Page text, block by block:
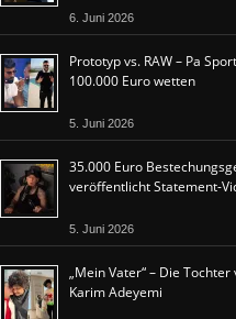
6. Juni 2026
Prototyp vs. RAW – Pa
100.000 Euro wetten
5. Juni 2026
35.000 Euro
veröffentlicht Statement-
5. Juni 2026
„Mein Vater“ – Die
Karim Adeyemi